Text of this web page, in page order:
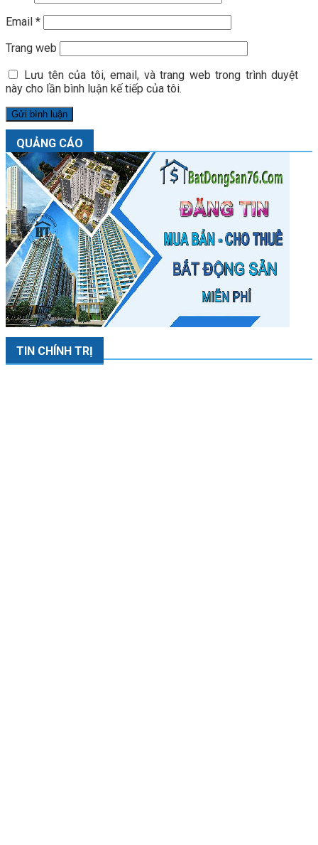
Email *
Trang web
Lưu tên của tôi, email, và trang web trong trình duyệt
này cho lần bình luận kế tiếp của tôi.
QUẢNG CÁO
TIN CHÍNH TRỊ